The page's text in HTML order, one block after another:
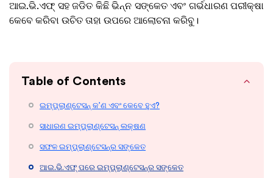
ଆଇ.ଭି.ଏଫ୍ ସହ ଜଡିତ କିଛି ଭିନ୍ନ ସଙ୍କେତ ଏବଂ ଗର୍ଭଧାରଣ ପରୀକ୍ଷା
କେବେ କରିବା ଉଚିତ ତାହା ଉପରେ ଆଲୋଚନା କରିବୁ।
Table of Contents
ଇମ୍ପ୍ଲାଣ୍ଟେସନ୍ କ’ଣ ଏବଂ କେବେ ହୁଏ?
ସାଧାରଣ ଇମ୍ପ୍ଲାଣ୍ଟେସନ୍ ଲକ୍ଷଣ
ସଫଳ ଇମ୍ପ୍ଲାଣ୍ଟେସନ୍‌ର ସଙ୍କେତ
ଆଇ.ଭି.ଏଫ୍ ପରେ ଇମ୍ପ୍ଲାଣ୍ଟେସନ୍‌ର ସଙ୍କେତ